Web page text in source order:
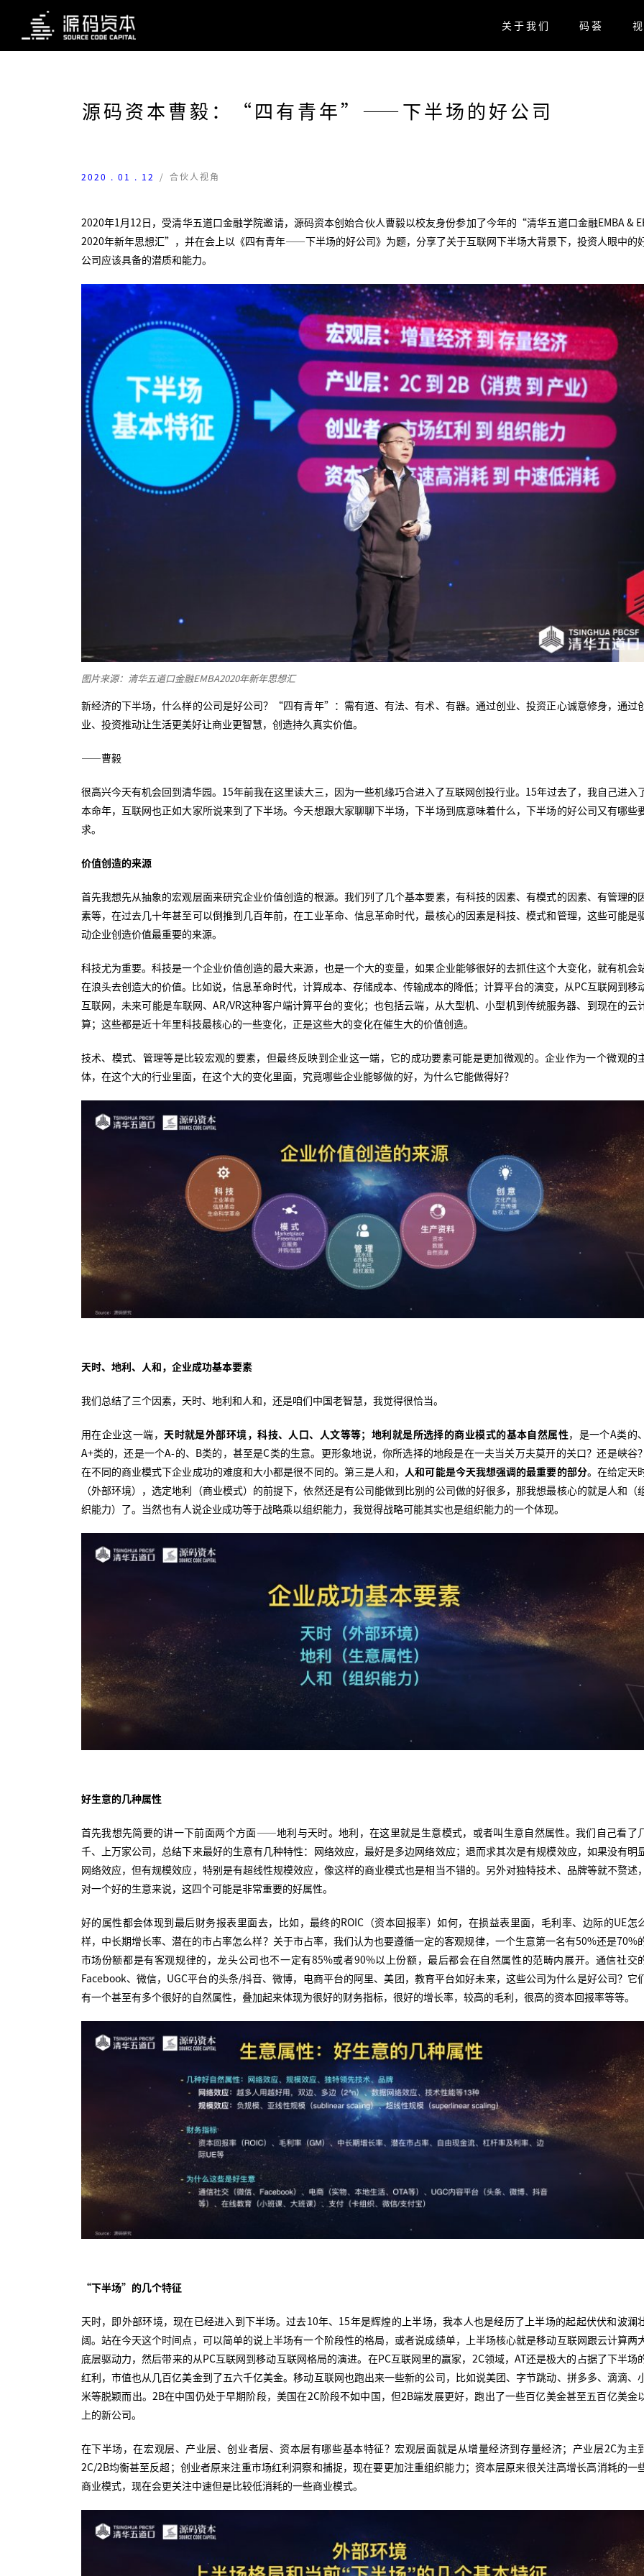
关于我们 码荟
源码资本曹毅：“四有青年”——下半场的好公司
2020 . 01 . 12 / 合伙人视角
2020年1月12日，受清华五道口金融学院邀请，源码资本创始合伙人曹毅以校友身份参加了今年的“清华五道口金融EMBA &
2020年新年思想汇”，并在会上以《四有青年——下半场的好公司》为题，分享了关于互联网下半场大背景下，投资人眼中的
公司应该具备的潜质和能力。
图片来源：清华五道口金融EMBA2020年新年思想汇
新经济的下半场，什么样的公司是好公司？“四有青年”：需有道、有法、有术、有器。通过创业、投资正心诚意修身，通过
业、投资推动让生活更美好让商业更智慧，创造持久真实价值。
——曹毅
很高兴今天有机会回到清华园。15年前我在这里读大三，因为一些机缘巧合进入了互联网创投行业。15年过去了，我自己进入
本命年，互联网也正如大家所说来到了下半场。今天想跟大家聊聊下半场，下半场到底意味着什么，下半场的好公司又有哪些
求。
价值创造的来源
首先我想先从抽象的宏观层面来研究企业价值创造的根源。我们列了几个基本要素，有科技的因素、有模式的因素、有管理的
素等，在过去几十年甚至可以倒推到几百年前，在工业革命、信息革命时代，最核心的因素是科技、模式和管理，这些可能是
动企业创造价值最重要的来源。
科技尤为重要。科技是一个企业价值创造的最大来源，也是一个大的变量，如果企业能够很好的去抓住这个大变化，就有机会
在浪头去创造大的价值。比如说，信息革命时代，计算成本、存储成本、传输成本的降低；计算平台的演变，从PC互联网到移
互联网，未来可能是车联网、AR/VR这种客户端计算平台的变化；也包括云端，从大型机、小型机到传统服务器、到现在的云
算；这些都是近十年里科技最核心的一些变化，正是这些大的变化在催生大的价值创造。
技术、模式、管理等是比较宏观的要素，但最终反映到企业这一端，它的成功要素可能是更加微观的。企业作为一个微观的
体，在这个大的行业里面，在这个大的变化里面，究竟哪些企业能够做的好，为什么它能做得好？
天时、地利、人和，企业成功基本要素
我们总结了三个因素，天时、地利和人和，还是咱们中国老智慧，我觉得很恰当。
用在企业这一端，天时就是外部环境，科技、人口、人文等等；地利就是所选择的商业模式的基本自然属性，是一个A类的、
A+类的，还是一个A-的、B类的，甚至是C类的生意。更形象地说，你所选择的地段是在一夫当关万夫莫开的关口？还是峡谷？
在不同的商业模式下企业成功的难度和大小都是很不同的。第三是人和， 人和可能是今天我想强调的最重要的部分。在给定天
（外部环境），选定地利（商业模式）的前提下，依然还是有公司能做到比别的公司做的好很多，那我想最核心的就是人和（
织能力）了。当然也有人说企业成功等于战略乘以组织能力，我觉得战略可能其实也是组织能力的一个体现。
好生意的几种属性
首先我想先简要的讲一下前面两个方面——地利与天时。地利，在这里就是生意模式，或者叫生意自然属性。我们自己看了
千、上万家公司，总结下来最好的生意有几种特性：网络效应，最好是多边网络效应；退而求其次是有规模效应，如果没有明
网络效应，但有规模效应，特别是有超线性规模效应，像这样的商业模式也是相当不错的。另外对独特技术、品牌等就不赘述，
对一个好的生意来说，这四个可能是非常重要的好属性。
好的属性都会体现到最后财务报表里面去，比如，最终的ROIC（资本回报率）如何，在损益表里面，毛利率、边际的UE怎
样，中长期增长率、潜在的市占率怎么样？关于市占率，我们认为也要遵循一定的客观规律，一个生意第一名有50%还是70%
市场份额都是有客观规律的，龙头公司也不一定有85%或者90%以上份额，最后都会在自然属性的范畴内展开。通信社交
Facebook、微信，UGC平台的头条/抖音、微博，电商平台的阿里、美团，教育平台如好未来，这些公司为什么是好公司？它
有一个甚至有多个很好的自然属性，叠加起来体现为很好的财务指标，很好的增长率，较高的毛利，很高的资本回报率等等。
“下半场”的几个特征
天时，即外部环境，现在已经进入到下半场。过去10年、15年是辉煌的上半场，我本人也是经历了上半场的起起伏伏和波澜
阔。站在今天这个时间点，可以简单的说上半场有一个阶段性的格局，或者说成绩单，上半场核心就是移动互联网跟云计算两
底层驱动力，然后带来的从PC互联网到移动互联网格局的演进。在PC互联网里的赢家，2C领域，AT还是极大的占据了下半场
红利，市值也从几百亿美金到了五六千亿美金。移动互联网也跑出来一些新的公司，比如说美团、字节跳动、拼多多、滴滴、
米等脱颖而出。2B在中国仍处于早期阶段，美国在2C阶段不如中国，但2B端发展更好，跑出了一些百亿美金甚至五百亿美金
上的新公司。
在下半场，在宏观层、产业层、创业者层、资本层有哪些基本特征？宏观层面就是从增量经济到存量经济；产业层2C为主
2C/2B均衡甚至反超；创业者原来注重市场红利洞察和捕捉，现在要更加注重组织能力；资本层原来很关注高增长高消耗的一
商业模式，现在会更关注中速但是比较低消耗的一些商业模式。